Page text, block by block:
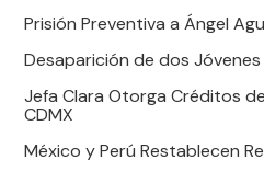
Prisión Preventiva a Ángel
Desaparición de dos
Jefa Clara Otorga Créditos
CDMX
México y Perú Restablecen